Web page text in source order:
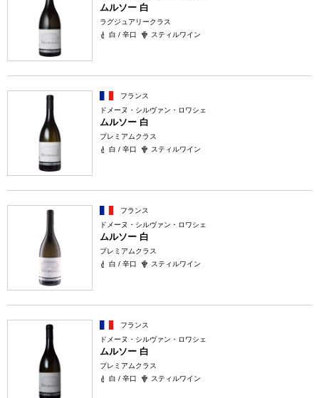
ムルソー 白
ラグジュアリークラス
白 / 辛口
スティルワイン
フランス
ドメーヌ・シルヴァン・ロワシェ
ムルソー 白
プレミアムクラス
白 / 辛口
スティルワイン
フランス
ドメーヌ・シルヴァン・ロワシェ
ムルソー 白
プレミアムクラス
白 / 辛口
スティルワイン
フランス
ドメーヌ・シルヴァン・ロワシェ
ムルソー 白
プレミアムクラス
白 / 辛口
スティルワイン